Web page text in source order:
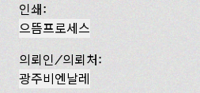
인쇄:
으뜸프로세스
의뢰인/의뢰처:
광주비엔날레